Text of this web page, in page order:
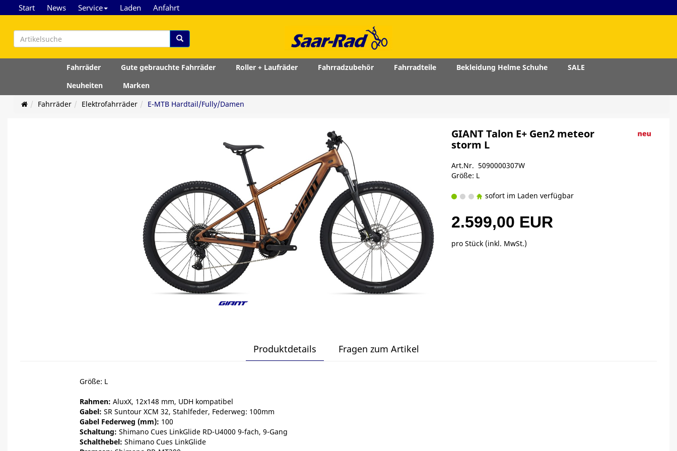
Start News Service Laden Anfahrt
Fahrräder Gute gebrauchte Fahrräder Roller + Laufräder Fahrradzubehör Fahrradteile Bekleidung Helme Schuhe
SALE
Neuheiten
Marken
Fahrräder
Elektrofahrräder E-MTB Hardtail/Fully/Damen
GIANT Talon E+ Gen2 meteor
storm L
Art.Nr. 5090000307W
Größe: L
sofort im Laden verfügbar
2.599,00 EUR
pro Stück (inkl. MwSt.)
Produktdetails Fragen zum Artikel
Größe: L
Rahmen: AluxX, 12x148 mm, UDH kompatibel
Gabel: SR Suntour XCM 32, Stahlfeder, Federweg: 100mm
Gabel Federweg (mm): 100
Schaltung: Shimano Cues LinkGlide RD-U4000 9-fach, 9-Gang
Schalthebel: Shimano Cues LinkGlide